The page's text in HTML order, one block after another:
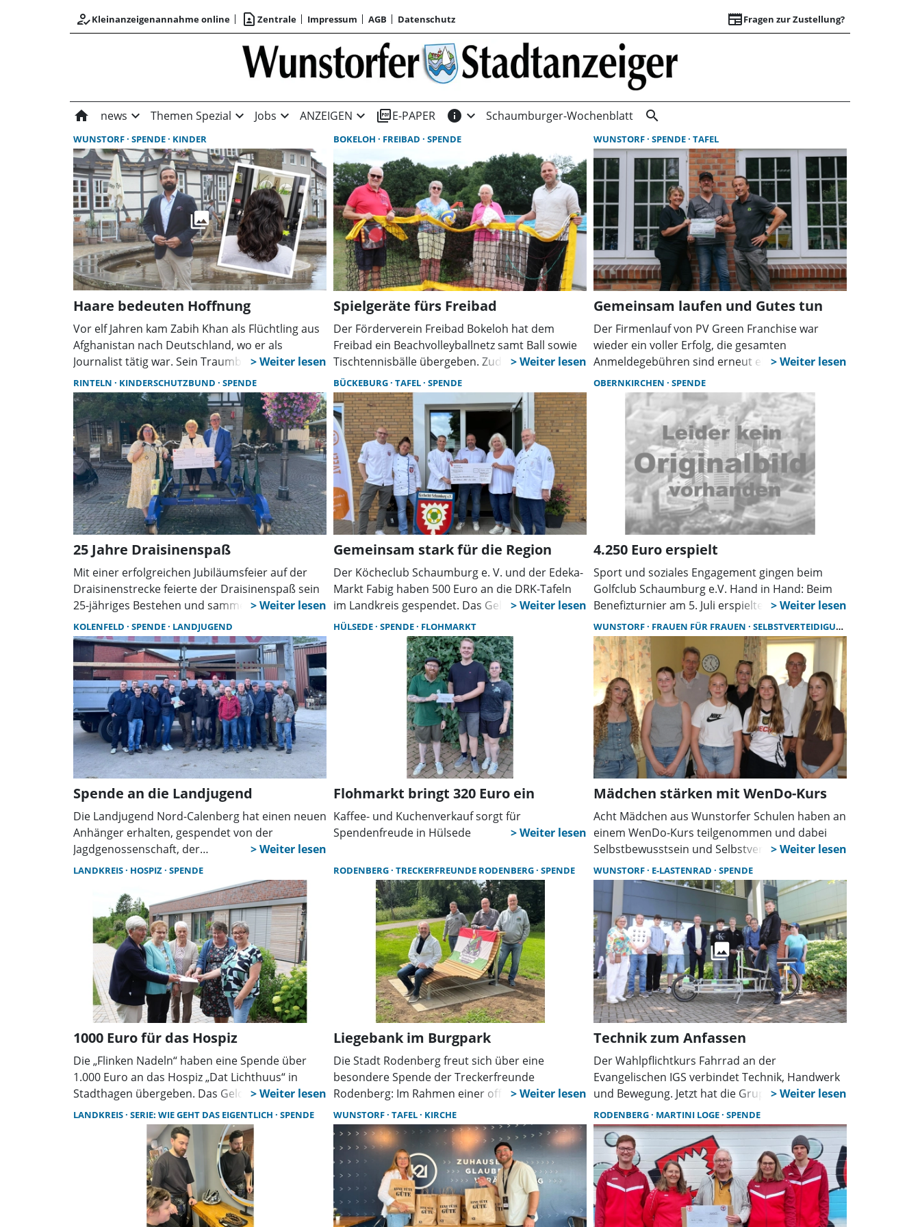
how_to_regKleinanzeigenannahme online contact_page Zentrale Impressum AGB Datenschutz newspaperFragen zur Zustellung?
Suchergebnisse |
home news expand_more Themen Spezial expand_more Jobs expand_more ANZEIGEN expand_more picture_as_pdfE-PAPER info expand_more Schaumburger-Wochenblatt search
WUNSTORF SPENDE KINDER
Haare bedeuten Hoffnung
Vor elf Jahren kam Zabih Khan als Flüchtling aus
Afghanistan nach Deutschland, wo er als
Journalist tätig war. Sein Traumberuf war aber
schon immer die Schauspielerei. Das hat er
geschafft. Mit einer ungewöhnlichen Spende hat
er jetzt einen Funken Hoffnung in das Herz
krebskranker Kinder gezaubert.
BOKELOH FREIBAD SPENDE
Spielgeräte fürs Freibad
Der Förderverein Freibad Bokeloh hat dem
Freibad ein Beachvolleyballnetz samt Ball sowie
Tischtennisbälle übergeben. Zudem plant der
Verein weitere Anschaffungen, darunter einen
Sonnenschirm für die Schwimmmeister und eine
Einstiegshilfe für behinderte Badegäste.
WUNSTORF SPENDE TAFEL
Gemeinsam laufen und Gutes tun
Der Firmenlauf von PV Green Franchise war
wieder ein voller Erfolg, die gesamten
Anmeldegebühren sind erneut einem guten
Zweck zugutegekommen. Gemeinsam mit der
Volksbank in Schaumburg und Nienburg sind
600 Euro an die Tafel in Wunstorf gespendet
worden.
RINTELN KINDERSCHUTZBUND SPENDE
25 Jahre Draisinenspaß
Mit einer erfolgreichen Jubiläumsfeier auf der
Draisinenstrecke feierte der Draisinenspaß sein
25-jähriges Bestehen und sammelte dabei eine
stolze Summe von 1.000 Euro für den
Kinderschutzbund Rinteln.
BÜCKEBURG TAFEL SPENDE
Gemeinsam stark für die Region
Der Köcheclub Schaumburg e. V. und der Edeka-
Markt Fabig haben 500 Euro an die DRK-Tafeln
im Landkreis gespendet. Das Geld stammt aus
einer gemeinsamen Spargelschäl-Aktion.
OBERNKIRCHEN SPENDE
4.250 Euro erspielt
Sport und soziales Engagement gingen beim
Golfclub Schaumburg e.V. Hand in Hand: Beim
Benefizturnier am 5. Juli erspielten 52 Teilnehmer
insgesamt 4.250 Euro zugunsten der Deutschen
KinderKrebshilfe. Die Veranstaltung war Teil der
bundesweiten Golf-Wettspiele der Deutschen
Krebshilfe.
KOLENFELD SPENDE LANDJUGEND
Spende an die Landjugend
Die Landjugend Nord-Calenberg hat einen neuen
Anhänger erhalten, gespendet von der
Jagdgenossenschaft, der
Interessengemeinschaft Öl und Landwirten.
Nach anstehenden Umbauten soll er künftig bei
Umzügen und Veranstaltungen zum Einsatz
kommen.
HÜLSEDE SPENDE FLOHMARKT
Flohmarkt bringt 320 Euro ein
Kaffee- und Kuchenverkauf sorgt für
Spendenfreude in Hülsede
WUNSTORF FRAUEN FÜR FRAUEN SELBSTVERTEIDIGUNG FRAUEN
Mädchen stärken mit WenDo-Kurs
Acht Mädchen aus Wunstorfer Schulen haben an
einem WenDo-Kurs teilgenommen und dabei
Selbstbewusstsein und Selbstverteidigung
gelernt. Das Projekt wurde vom Lions-Club
gefördert und könnte im Herbst eine
Fortsetzung finden.
LANDKREIS HOSPIZ SPENDE
1000 Euro für das Hospiz
Die „Flinken Nadeln“ haben eine Spende über
1.000 Euro an das Hospiz „Dat Lichthuus“ in
Stadthagen übergeben. Das Geld stammt aus
dem Verkauf von erstellten Handarbeiten auf
Basaren und Märkten.
RODENBERG TRECKERFREUNDE RODENBERG SPENDE
Liegebank im Burgpark
Die Stadt Rodenberg freut sich über eine
besondere Spende der Treckerfreunde
Rodenberg: Im Rahmen einer offiziellen
Übergabe haben Sören Kramer und Henrik
Schulze von den Treckerfreunden eine selbst
entworfene und gebaute Liegebank offiziell an
Stadtdirektor Dr. Thomas Wolf übergeben.
WUNSTORF E-LASTENRAD SPENDE
Technik zum Anfassen
Der Wahlpflichtkurs Fahrrad an der
Evangelischen IGS verbindet Technik, Handwerk
und Bewegung. Jetzt hat die Gruppe ein
besonderes Lastenrad als Spende erhalten.
Höhepunkt des Schuljahres ist eine selbst
geplante Tour nach Bremen.
LANDKREIS SERIE: WIE GEHT DAS EIGENTLICH SPENDE WUNSTORF TAFEL KIRCHE RODENBERG MARTINI LOGE SPENDE